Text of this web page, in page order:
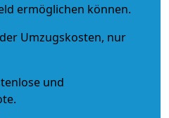
ermöglichen können.
Umzugskosten, nur
und